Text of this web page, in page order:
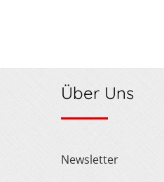
Über Uns
Newsletter